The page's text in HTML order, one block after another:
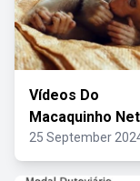
Vídeos Do
Macaquinho
25 September